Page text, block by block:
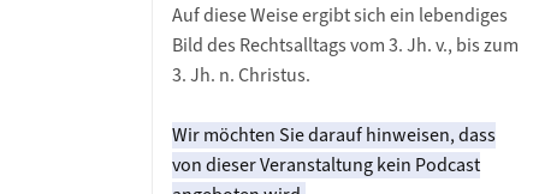
Auf diese Weise ergibt sich ein lebendiges
Bild des Rechtsalltags vom 3. Jh. v., bis zum
3. Jh. n. Christus.
Wir möchten Sie darauf hinweisen, dass
von dieser Veranstaltung kein Podcast